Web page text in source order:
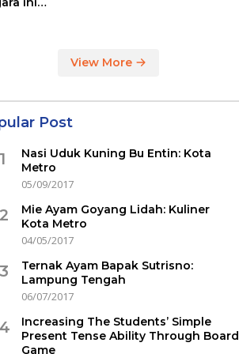
View More
Post
Nasi Uduk Kuning Bu Entin: Kota
Metro
05/09/2017
Mie Ayam Goyang Lidah: Kuliner
Kota Metro
04/05/2017
Ternak Ayam Bapak Sutrisno:
Lampung Tengah
06/07/2017
Increasing The Students’ Simple
Present Tense Ability Through Board
Game